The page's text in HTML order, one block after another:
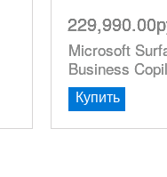
Microsoft
Business
Купить